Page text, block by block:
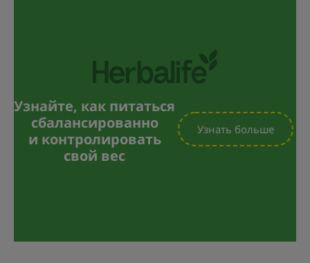
Узнайте, как питаться
сбалансированно
и контролировать
свой вес
Узнать больше